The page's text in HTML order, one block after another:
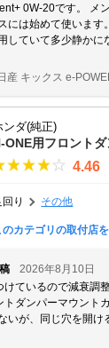
0W-20です。 メ
には始めて使います
していて多少静かに
産 キックス e-
ンダ(純正)
ONE用フロント
4.46
回り その他
のカテゴリの取付店
2026年8月10日
けているので減衰調
ダンパーマウント
いが、同じ穴を開け